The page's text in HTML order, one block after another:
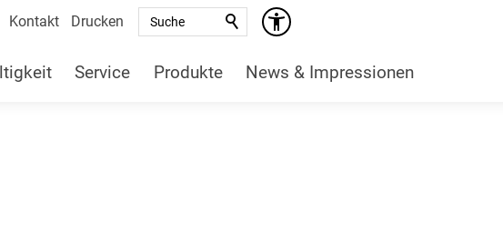
Kontakt Drucken Suche
Service Produkte News & Impressionen